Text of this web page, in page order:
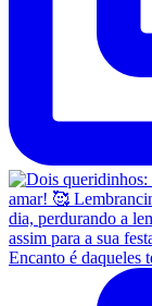
Encanto é daqueles